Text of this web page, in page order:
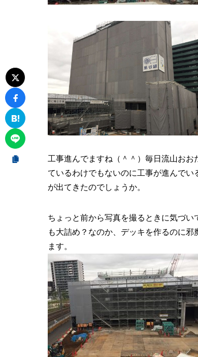
工事進んでますね（＾＾）毎日流山お
ているわけでもないのに工事が進んで
が出てきたのでしょうか。
ちょっと前から写真を撮るときに気づ
も大詰め？なのか、デッキを作るのに
ます。